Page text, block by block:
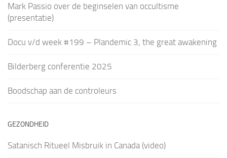
Mark Passio over de beginselen van occultisme
(presentatie)
Docu v/d week #199 – Plandemic 3, the great awakening
Bilderberg conferentie 2025
Boodschap aan de controleurs
GEZONDHEID
Satanisch Ritueel Misbruik in Canada (video)